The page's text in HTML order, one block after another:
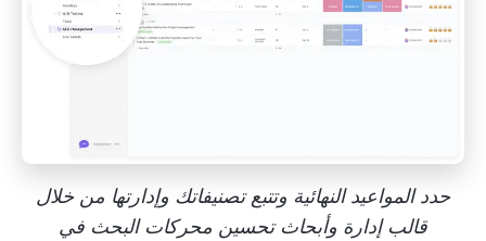
حدد المواعيد النهائية وتتبع تصنيفاتك وإدارتها من خلال
قالب إدارة وأبحاث تحسين محركات البحث في